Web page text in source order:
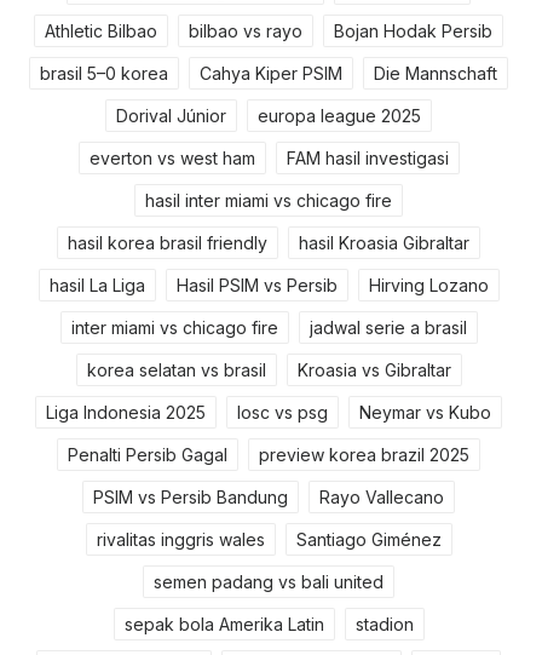
Athletic Bilbao bilbao vs rayo Bojan Hodak Persib
brasil 5–0 korea Cahya Kiper PSIM Die Mannschaft
Dorival Júnior europa league 2025
everton vs west ham FAM hasil investigasi
hasil inter miami vs chicago fire
hasil korea brasil friendly hasil Kroasia Gibraltar
hasil La Liga Hasil PSIM vs Persib Hirving Lozano
inter miami vs chicago fire jadwal serie a brasil
korea selatan vs brasil Kroasia vs Gibraltar
Liga Indonesia 2025 losc vs psg Neymar vs Kubo
Penalti Persib Gagal preview korea brazil 2025
PSIM vs Persib Bandung Rayo Vallecano
rivalitas inggris wales Santiago Giménez
semen padang vs bali united
sepak bola Amerika Latin stadion